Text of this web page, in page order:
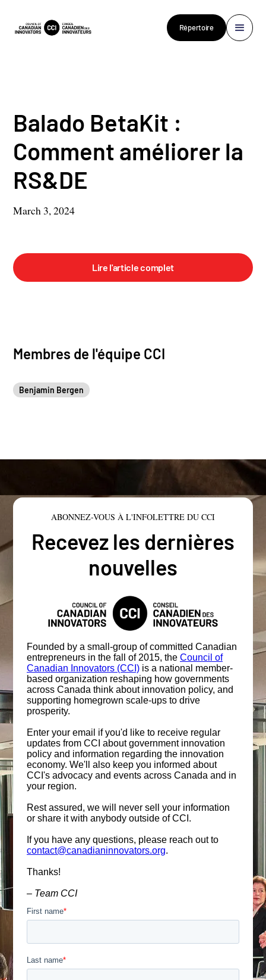
Répertoire
Balado BetaKit :
Comment améliorer la
RS&DE
March 3, 2024
Lire l'article complet
Membres de l'équipe CCI
Benjamin Bergen
ABONNEZ-VOUS À L'INFOLETTRE DU CCI
Recevez les dernières
nouvelles